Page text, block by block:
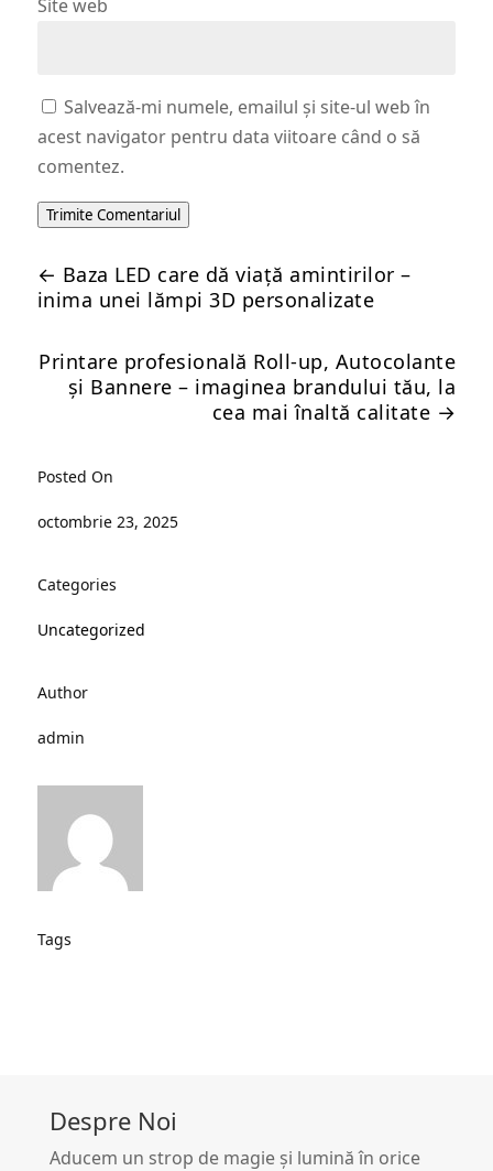
Posted On
octombrie 23, 2025
Categories
Uncategorized
Author
admin
Tags
Site web
Salvează-mi numele, emailul și site-ul web în
acest navigator pentru data viitoare când o să
comentez.
Trimite Comentariul
← Baza LED care dă viață amintirilor –
inima unei lămpi 3D personalizate
Printare profesională Roll-up, Autocolante
și Bannere – imaginea brandului tău, la
cea mai înaltă calitate →
Despre Noi
Aducem un strop de magie și lumină în orice